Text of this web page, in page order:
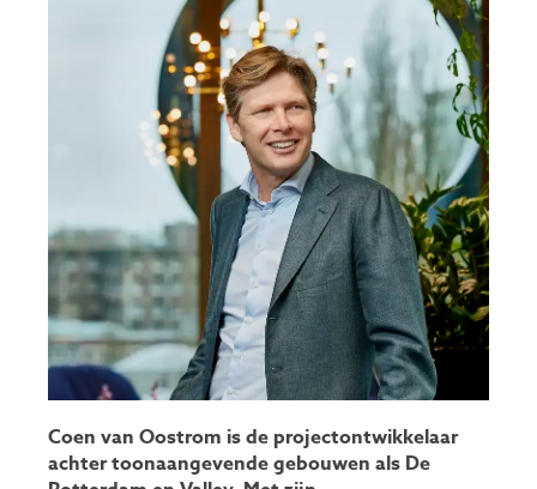
Coen van Oostrom is de projectontwikkelaar
achter toonaangevende gebouwen als De